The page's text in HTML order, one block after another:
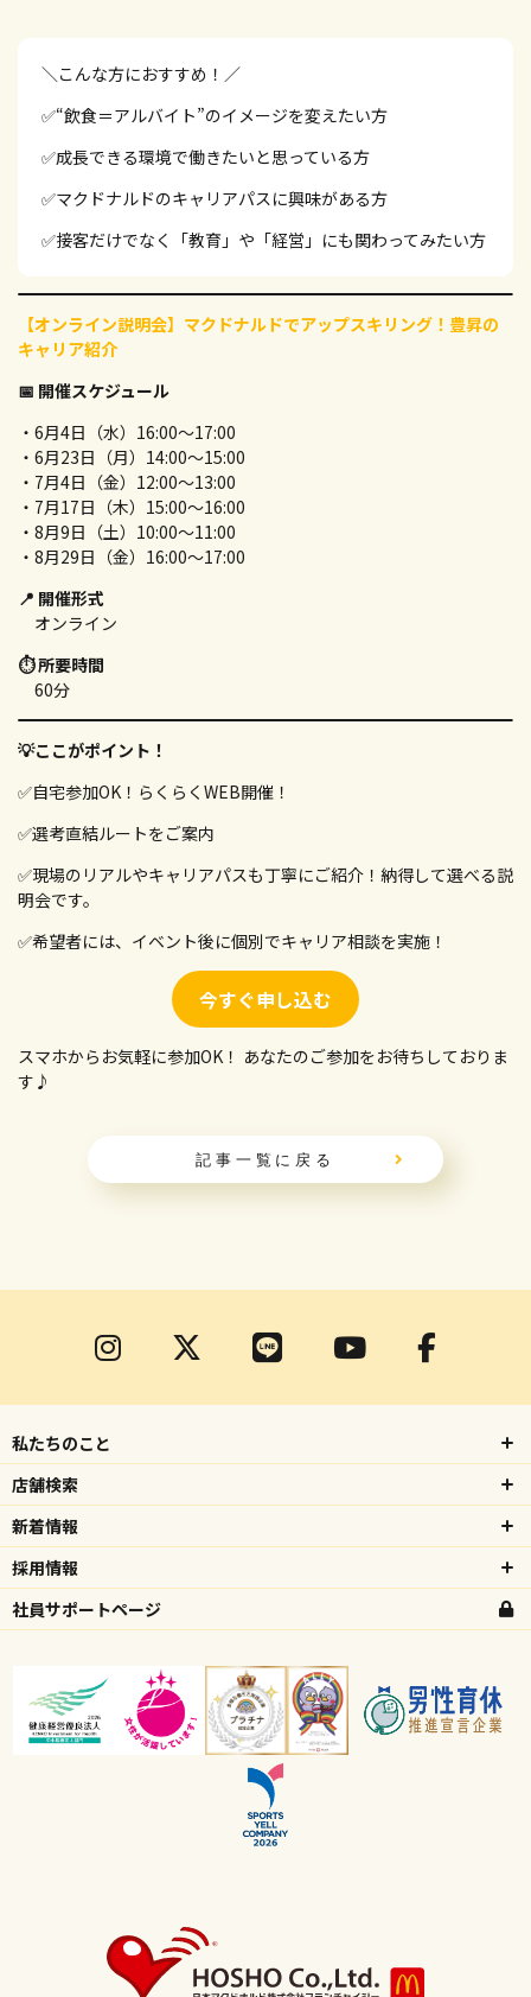
＼こんな方におすすめ！／
✅“飲食＝アルバイト”のイメージを変えたい方
✅成長できる環境で働きたいと思っている方
✅マクドナルドのキャリアパスに興味がある方
✅接客だけでなく「教育」や「経営」にも関わってみたい方
【オンライン説明会】マクドナルドでアップスキリング！豊昇の
キャリア紹介
📅 開催スケジュール
・6月4日（水）16:00～17:00
・6月23日（月）14:00～15:00
・7月4日（金）12:00～13:00
・7月17日（木）15:00～16:00
・8月9日（土）10:00～11:00
・8月29日（金）16:00～17:00
📍 開催形式
オンライン
⏱ 所要時間
60分
💡ここがポイント！
✅自宅参加OK！らくらくWEB開催！
✅選考直結ルートをご案内
✅現場のリアルやキャリアパスも丁寧にご紹介！納得して選べる説
明会です。
✅希望者には、イベント後に個別でキャリア相談を実施！
今すぐ申し込む
スマホからお気軽に参加OK！ あなたのご参加をお待ちしておりま
す♪
記事一覧に戻る
私たちのこと
店舗検索
新着情報
採用情報
高校生向け特設ページ
社員サポートページ